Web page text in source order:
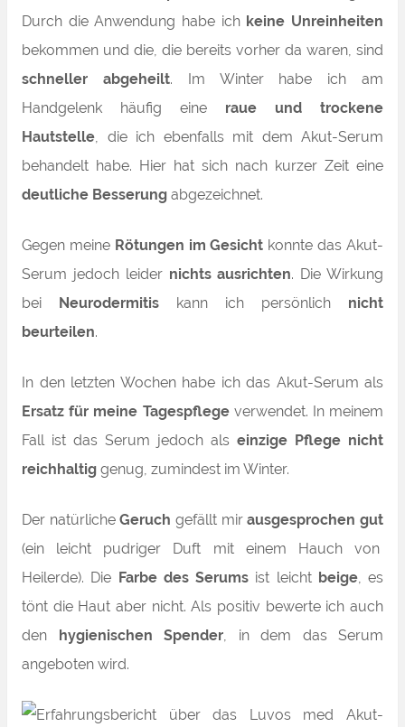
Durch die Anwendung habe ich keine Unreinheiten
bekommen und die, die bereits vorher da waren, sind
schneller abgeheilt. Im Winter habe ich am
Handgelenk häufig eine raue und trockene
Hautstelle, die ich ebenfalls mit dem Akut-Serum
behandelt habe. Hier hat sich nach kurzer Zeit eine
deutliche Besserung abgezeichnet.
Gegen meine Rötungen im Gesicht konnte das Akut-
Serum jedoch leider nichts ausrichten. Die Wirkung
bei
Neurodermitis kann ich persönlich nicht
beurteilen.
In den letzten Wochen habe ich das Akut-Serum als
Ersatz für meine Tagespflegeverwendet. In meinem
Fall ist das Serum jedoch als einzige Pflege nicht
reichhaltig genug, zumindest im Winter.
Der natürlicheGeruch gefällt mirausgesprochen gut
(ein leicht pudriger Duft mit einem Hauch von
Heilerde). Die Farbe des Serums ist leicht beige, es
tönt die Haut aber nicht. Als positiv bewerte ich auch
den
hygienischen Spender, in dem das Serum
angeboten wird.